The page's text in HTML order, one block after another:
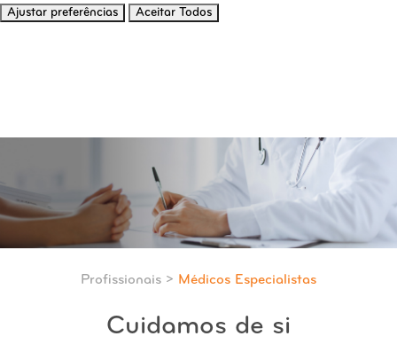
Ajustar preferências
Aceitar Todos
Profissionais > Médicos Especialistas
Cuidamos de si